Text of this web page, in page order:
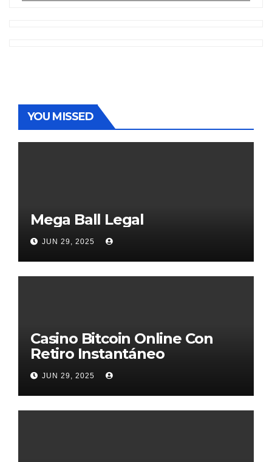
YOU MISSED
Mega Ball Legal
JUN 29, 2025
Casino Bitcoin Online Con
Retiro Instantáneo
JUN 29, 2025